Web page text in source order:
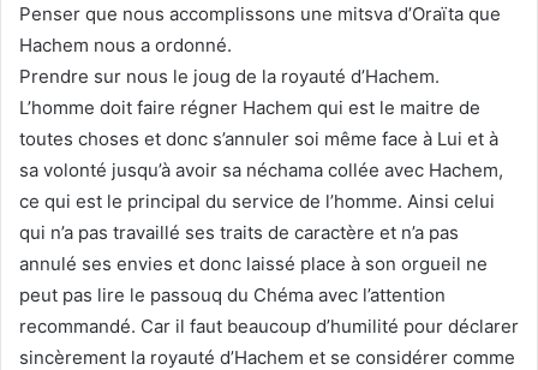
Penser que nous accomplissons une mitsva d’Oraïta que
Hachem nous a ordonné.
Prendre sur nous le joug de la royauté d’Hachem.
L’homme doit faire régner Hachem qui est le maitre de
toutes choses et donc s’annuler soi même face à Lui et à
sa volonté jusqu’à avoir sa néchama collée avec Hachem,
ce qui est le principal du service de l’homme. Ainsi celui
qui n’a pas travaillé ses traits de caractère et n’a pas
annulé ses envies et donc laissé place à son orgueil ne
peut pas lire le passouq du Chéma avec l’attention
recommandé. Car il faut beaucoup d’humilité pour déclarer
sincèrement la royauté d’Hachem et se considérer comme